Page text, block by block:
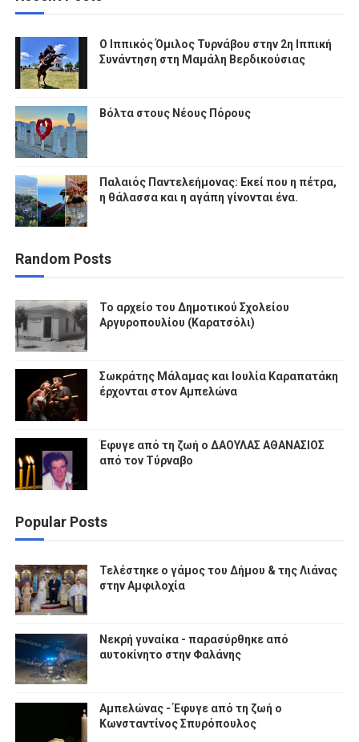
Ο Ιππικός Όμιλος Τυρνάβου στην 2η Ιππική
Συνάντηση στη Μαμάλη Βερδικούσιας
Βόλτα στους Νέους Πόρους
Παλαιός Παντελεήμονας: Εκεί που η πέτρα,
η θάλασσα και η αγάπη γίνονται ένα.
Random Posts
Το αρχείο του Δημοτικού Σχολείου
Αργυροπουλίου (Καρατσόλι)
Σωκράτης Μάλαμας και Ιουλία Καραπατάκη
έρχονται στον Αμπελώνα
Έφυγε από τη ζωή ο ΔΑΟΥΛΑΣ ΑΘΑΝΑΣΙΟΣ
από τον Τύρναβο
Popular Posts
Τελέστηκε ο γάμος του Δήμου & της Λιάνας
στην Αμφιλοχία
Νεκρή γυναίκα - παρασύρθηκε από
αυτοκίνητο στην Φαλάνης
Αμπελώνας - Έφυγε από τη ζωή ο
Κωνσταντίνος Σπυρόπουλος